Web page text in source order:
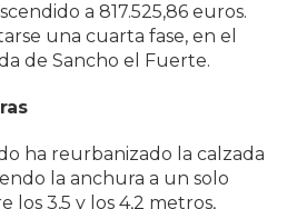
a 817.525,86 euros.
una cuarta fase, en el
de Sancho el Fuerte.
ha reurbanizado la calzada
la anchura a un solo
los 3,5 y los 4,2 metros,